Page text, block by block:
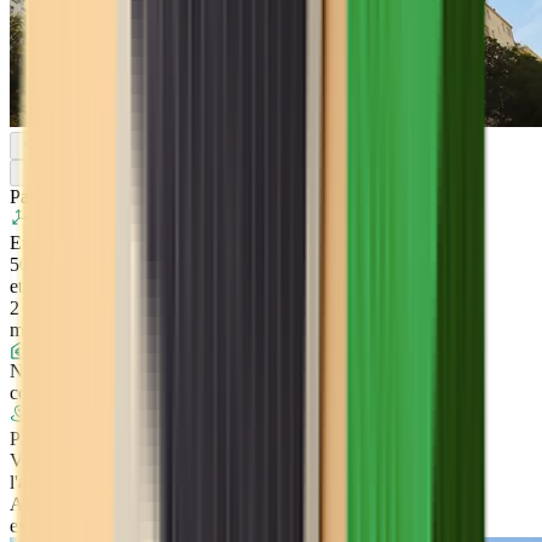
Paris
Entre
500
et
2 000
m²
Nous
consulter
Paris
Voir
l'annonce
Accès
exclusif